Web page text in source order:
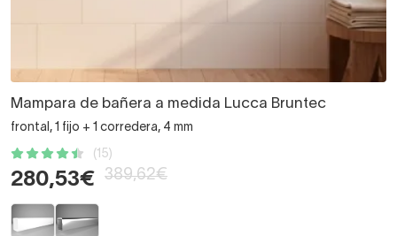
Mampara de bañera a medida Lucca Bruntec
frontal, 1 fijo + 1 corredera, 4 mm
(15)
280,53€ 389,62€